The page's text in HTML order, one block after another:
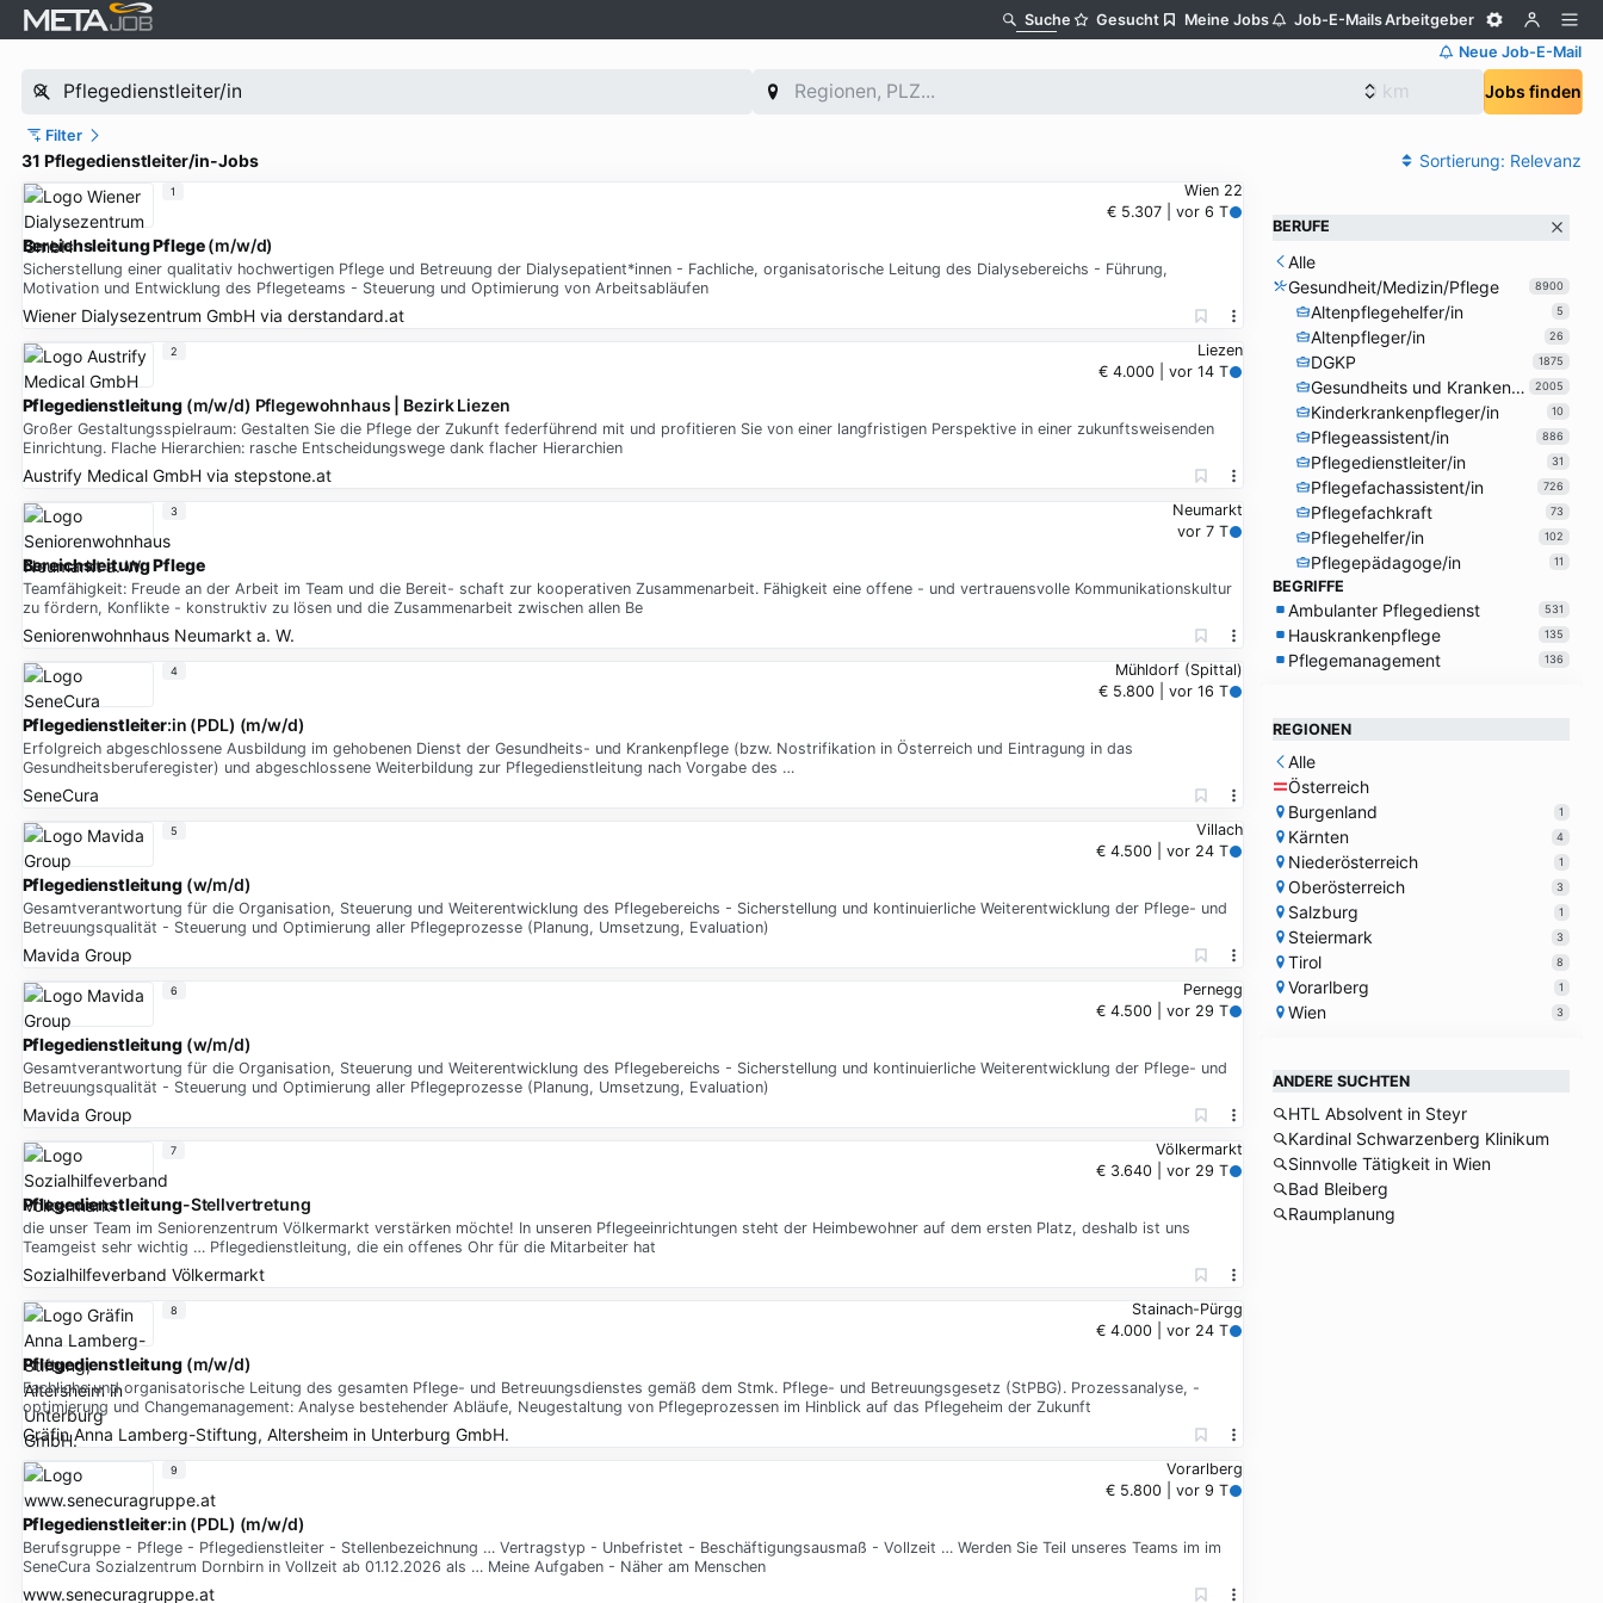
Suche Gesucht Meine Jobs Job-E-MailsArbeitgeber
Neue Job-E-Mail
Jobs finden
Filter
31 Pflegedienstleiter/in-Jobs Sortierung: Relevanz
Wien 22
€ 5.307 | vor 6 T
Bereichsleitung Pflege(m/w/d)
Sicherstellung einer qualitativ hochwertigen Pflege und Betreuung der Dialysepatient*innen - Fachliche, organisatorische Leitung des Dialysebereichs - Führung,
Motivation und Entwicklung des Pflegeteams - Steuerung und Optimierung von Arbeitsabläufen
Wiener Dialysezentrum GmbHvia derstandard.at
1
Liezen
€ 4.000 | vor 14 T
Pflegedienstleitung(m/w/d) Pflegewohnhaus | Bezirk Liezen
Großer Gestaltungsspielraum: Gestalten Sie die Pflege der Zukunft federführend mit und profitieren Sie von einer langfristigen Perspektive in einer zukunftsweisenden
Einrichtung. Flache Hierarchien: rasche Entscheidungswege dank flacher Hierarchien
Austrify Medical GmbHvia stepstone.at
2
Neumarkt
vor 7 T
Bereichsleitung Pflege
Teamfähigkeit: Freude an der Arbeit im Team und die Bereit- schaft zur kooperativen Zusammenarbeit. Fähigkeit eine offene - und vertrauensvolle Kommunikationskultur
zu fördern, Konflikte - konstruktiv zu lösen und die Zusammenarbeit zwischen allen Be
Seniorenwohnhaus Neumarkt a. W.
3
Mühldorf (Spittal)
€ 5.800 | vor 16 T
Pflegedienstleiter:in (PDL) (m/w/d)
Erfolgreich abgeschlossene Ausbildung im gehobenen Dienst der Gesundheits- und Krankenpflege (bzw. Nostrifikation in Österreich und Eintragung in das
Gesundheitsberuferegister) und abgeschlossene Weiterbildung zur Pflegedienstleitung nach Vorgabe des …
SeneCura
4
Villach
€ 4.500 | vor 24 T
Pflegedienstleitung(w/m/d)
Gesamtverantwortung für die Organisation, Steuerung und Weiterentwicklung des Pflegebereichs - Sicherstellung und kontinuierliche Weiterentwicklung der Pflege- und
Betreuungsqualität - Steuerung und Optimierung aller Pflegeprozesse (Planung, Umsetzung, Evaluation)
Mavida Group
5
Pernegg
€ 4.500 | vor 29 T
Pflegedienstleitung(w/m/d)
Gesamtverantwortung für die Organisation, Steuerung und Weiterentwicklung des Pflegebereichs - Sicherstellung und kontinuierliche Weiterentwicklung der Pflege- und
Betreuungsqualität - Steuerung und Optimierung aller Pflegeprozesse (Planung, Umsetzung, Evaluation)
Mavida Group
6
Völkermarkt
€ 3.640 | vor 29 T
Pflegedienstleitung-Stellvertretung
die unser Team im Seniorenzentrum Völkermarkt verstärken möchte! In unseren Pflegeeinrichtungen steht der Heimbewohner auf dem ersten Platz, deshalb ist uns
Teamgeist sehr wichtig … Pflegedienstleitung, die ein offenes Ohr für die Mitarbeiter hat
Sozialhilfeverband Völkermarkt
7
Stainach-Pürgg
€ 4.000 | vor 24 T
Pflegedienstleitung(m/w/d)
Fachliche und organisatorische Leitung des gesamten Pflege- und Betreuungsdienstes gemäß dem Stmk. Pflege- und Betreuungsgesetz (StPBG). Prozessanalyse, -
optimierung und Changemanagement: Analyse bestehender Abläufe, Neugestaltung von Pflegeprozessen im Hinblick auf das Pflegeheim der Zukunft
Gräfin Anna Lamberg-Stiftung, Altersheim in Unterburg GmbH.
8
Vorarlberg
€ 5.800 | vor 9 T
Pflegedienstleiter:in (PDL) (m/w/d)
Berufsgruppe - Pflege - Pflegedienstleiter - Stellenbezeichnung … Vertragstyp - Unbefristet - Beschäftigungsausmaß - Vollzeit … Werden Sie Teil unseres Teams im im
SeneCura Sozialzentrum Dornbirn in Vollzeit ab 01.12.2026 als … Meine Aufgaben - Näher am Menschen
www.senecuragruppe.at
9
BERUFE
Alle
Gesundheit/Medizin/Pflege
8900
Altenpflegehelfer/in 5
Altenpfleger/in 26
DGKP 1875
Gesundheits und Krankenpfleger/in 2005
Kinderkrankenpfleger/in 10
Pflegeassistent/in 886
Pflegedienstleiter/in 31
Pflegefachassistent/in 726
Pflegefachkraft 73
Pflegehelfer/in 102
Pflegepädagoge/in 11
BEGRIFFE
Ambulanter Pflegedienst 531
Hauskrankenpflege 135
Pflegemanagement 136
REGIONEN
Alle
Österreich
Burgenland
1
Kärnten 4
Niederösterreich 1
Oberösterreich 3
Salzburg 1
Steiermark 3
Tirol 8
Vorarlberg 1
Wien 3
ANDERE SUCHTEN
HTL Absolvent in Steyr
Kardinal Schwarzenberg Klinikum
Sinnvolle Tätigkeit in Wien
Bad Bleiberg
Raumplanung